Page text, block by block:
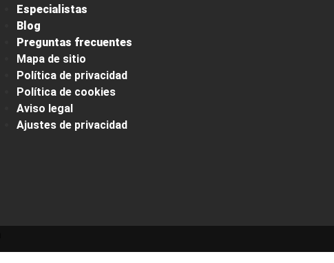
Especialistas
Blog
Preguntas frecuentes
Mapa de sitio
Política de privacidad
Política de cookies
Aviso legal
Ajustes de privacidad